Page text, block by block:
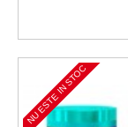
NU ESTE IN STOC